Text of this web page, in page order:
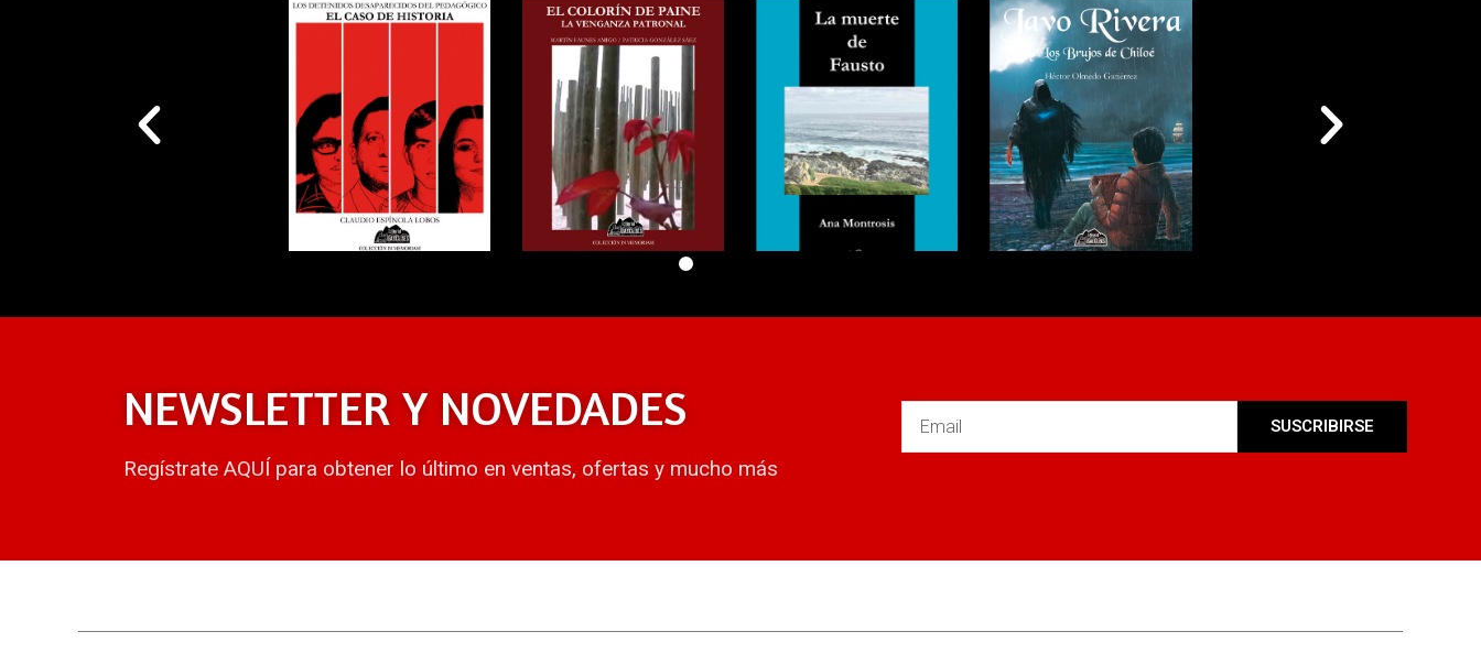
NEWSLETTER Y NOVEDADES
Regístrate AQUÍ para obtener lo último en ventas, ofertas y mucho más
SUSCRIBIRSE